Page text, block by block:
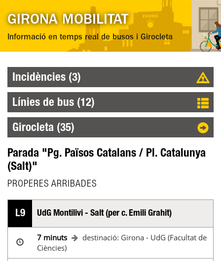
GIRONA MOBILITAT
Informació en temps real de busos i Girocleta
Incidències (3)
Línies de bus (12)
Girocleta (35)
Parada "Pg. Països Catalans / Pl. Catalunya
(Salt)"
PROPERES ARRIBADES
L9 UdG Montilivi - Salt (per c. Emili Grahit)
7 minuts
destinació: Girona - UdG (Facultat de
Ciències)